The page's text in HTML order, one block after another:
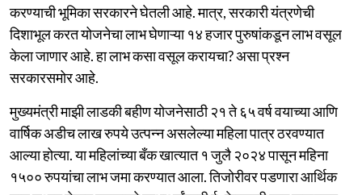
करण्याची भूमिका सरकारने घेतली आहे. मात्र, सरकारी यंत्रणेची
दिशाभूल करत योजनेचा लाभ घेणाऱ्या १४ हजार पुरुषांकडून लाभ वसूल
केला जाणार आहे. हा लाभ कसा वसूल करायचा? असा प्रश्न
सरकारसमोर आहे.
मुख्यमंत्री माझी लाडकी बहीण योजनेसाठी २१ ते ६५ वर्ष वयाच्या आणि
वार्षिक अडीच लाख रुपये उत्पन्न असलेल्या महिला पात्र ठरवण्यात
आल्या होत्या. या महिलांच्या बँक खात्यात १ जुलै २०२४ पासून महिना
१५०० रुपयांचा लाभ जमा करण्यात आला. तिजोरीवर पडणारा आर्थिक